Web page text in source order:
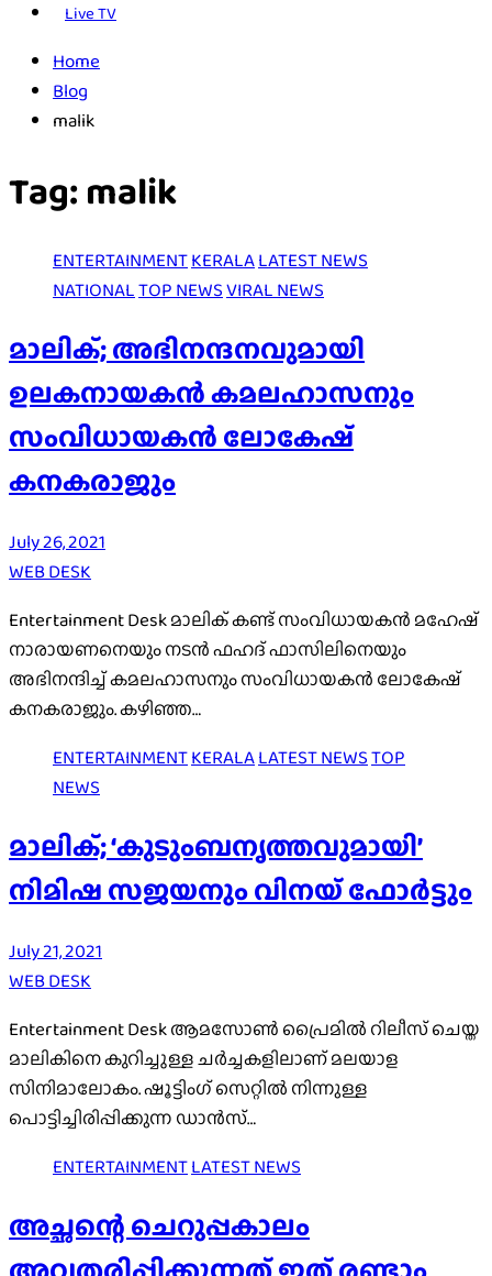
Live TV
Home
Blog
malik
Tag:malik
ENTERTAINMENTKERALALATEST NEWS
NATIONALTOP NEWSVIRAL NEWS
മാലിക്; അഭിനന്ദനവുമായി
ഉലകനായകന്‍ കമലഹാസനും
സംവിധായകന്‍ ലോകേഷ്
കനകരാജും
July 26, 2021
WEB DESK
Entertainment Desk മാലിക് കണ്ട് സംവിധായകന്‍ മഹേഷ്
നാരായണനെയും നടന്‍ ഫഹദ് ഫാസിലിനെയും
അഭിനന്ദിച്ച് കമലഹാസനും സംവിധായകന്‍ ലോകേഷ്
കനകരാജും. കഴിഞ്ഞ…
ENTERTAINMENTKERALALATEST NEWSTOP
NEWS
മാലിക്; ‘കുടുംബനൃത്തവുമായി’
നിമിഷ സജയനും വിനയ് ഫോര്‍ട്ടും
July 21, 2021
WEB DESK
Entertainment Desk ആമസോണ്‍ പ്രൈമില്‍ റിലീസ് ചെയ്ത
മാലികിനെ കുറിച്ചുള്ള ചര്‍ച്ചകളിലാണ് മലയാള
സിനിമാലോകം. ഷൂട്ടിംഗ് സെറ്റില്‍ നിന്നുള്ള
പൊട്ടിച്ചിരിപ്പിക്കുന്ന ഡാന്‍സ്…
ENTERTAINMENTLATEST NEWS
അച്ഛന്റെ ചെറുപ്പകാലം